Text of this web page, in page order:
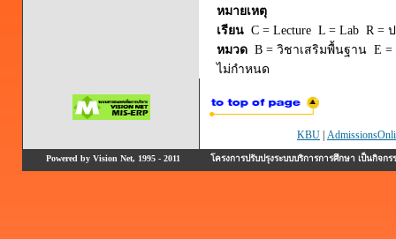
หมายเหตุ
เรียน C = Lecture L = Lab R =
หมวด B = วิชาเสริมพื้นฐาน E
ไม่กำหนด
KBU
Powered by Vision Net, 1995 - 2011 โครงการปรับปรุงระบบบริการการศึกษา เป็นกิ